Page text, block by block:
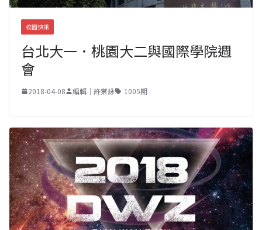
校園快訊
台北大一．桃園大二與國際學院週
會
2018-04-08 編輯｜許棠詠 1005期